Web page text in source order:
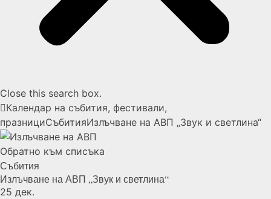
Close this search box.
Календар на събития, фестивали,
празнициСъбитияИзлъчване на АВП „Звук и светлина“
Обратно към списъка
Събития
Излъчване на АВП „Звук и светлина“
25 дек.